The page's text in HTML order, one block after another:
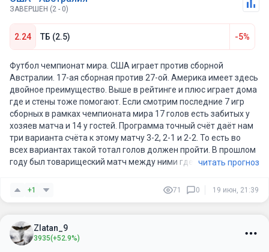
ЗАВЕРШЕН (2 - 0)
2.24 ТБ (2.5) -5%
Футбол чемпионат мира. США играет против сборной
Австралии. 17-ая сборная против 27-ой. Америка имеет здесь
двойное преимущество. Выше в рейтинге и плюс играет дома
где и стены тоже помогают. Если смотрим последние 7 игр
сборных в рамках чемпионата мира 17 голов есть забитых у
хозяев матча и 14 у гостей. Программа точный счёт даёт нам
три варианта счёта к этому матчу 3-2, 2-1 и 2-2. То есть во
всех вариантах такой тотал голов должен пройти. В прошлом
году был товарищеский матч между ними где США выиграла
Хозяева уверенно победили Парагвая в прошлом матче 4-1.
Австралия же брал вверх над турецкой сборной 2-0.
читать прогноз
+1 71 0 19 июн, 21:39
Zlatan_9
3935(+52.9%)